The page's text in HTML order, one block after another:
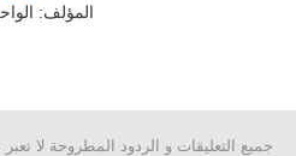
المؤلف:
جميع التعليقات و الردود المطروحة لا